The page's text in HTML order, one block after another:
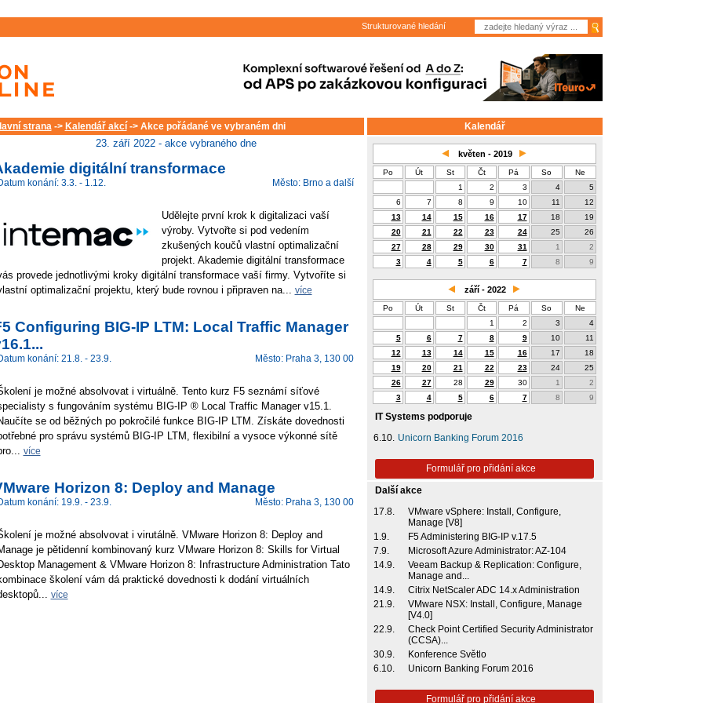
Strukturované hledání
strana-> Kalendář akcí-> Akce pořádané ve vybraném dni
23. září 2022 - akce vybraného dne
digitální transformace
konání: 3.3. - 1.12. Město: Brno a další
Udělejte první krok k digitalizaci vaší
výroby. Vytvořte si pod vedením
zkušených koučů vlastní optimalizační
projekt. Akademie digitální transformace
provede jednotlivými kroky digitální transformace vaší firmy. Vytvoříte si
optimalizační projektu, který bude rovnou i připraven na... více
Configuring BIG-IP LTM: Local Traffic Manager
konání: 21.8. - 23.9. Město: Praha 3, 130 00
je možné absolvovat i virtuálně. Tento kurz F5 seznámí síťové
s fungováním systému BIG-IP ® Local Traffic Manager v15.1.
se od běžných po pokročilé funkce BIG-IP LTM. Získáte dovednosti
pro správu systémů BIG-IP LTM, flexibilní a vysoce výkonné sítě
více
Horizon 8: Deploy and Manage
konání: 19.9. - 23.9. Město: Praha 3, 130 00
je možné absolvovat i virutálně. VMware Horizon 8: Deploy and
je pětidenní kombinovaný kurz VMware Horizon 8: Skills for Virtual
Management & VMware Horizon 8: Infrastructure Administration Tato
školení vám dá praktické dovednosti k dodání virtuálních
více
Kalendář
květen - 2019
Po Út St Čt Pá So
Ne
1
2 3 4
5
6
7 8 9 10 11
12
13
14 15 16 17 18
19
20
21 22 23 24 25
26
27
28 29 30 31 1
2
3
4 5 6 7 8 9
září - 2022
Po Út St Čt Pá So
Ne
1
2 3
4
5
6 7 8 9 10
11
12
13 14 15 16 17
18
19
20 21 22 23 24
25
26
27 28 29 30 1
2
3
4 5 6 7 8 9
IT Systems podporuje
6.10. Unicorn Banking Forum 2016
Formulář pro přidání akce
Další akce
17.8.
VMware vSphere: Install, Configure,
Manage [V8]
1.9.
F5 Administering BIG-IP v.17.5
7.9.
Microsoft Azure Administrator: AZ-104
14.9.
Veeam Backup & Replication: Configure,
Manage and...
14.9.
Citrix NetScaler ADC 14.x Administration
21.9.
VMware NSX: Install, Configure, Manage
[V4.0]
22.9.
Check Point Certified Security Administrator
(CCSA)...
30.9.
Konference Světlo
6.10.
Unicorn Banking Forum 2016
Formulář pro přidání akce